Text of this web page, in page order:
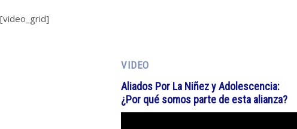
[video_grid]
VIDEO
Aliados Por La Niñez y Adolescencia:
¿Por qué somos parte de esta alianza?